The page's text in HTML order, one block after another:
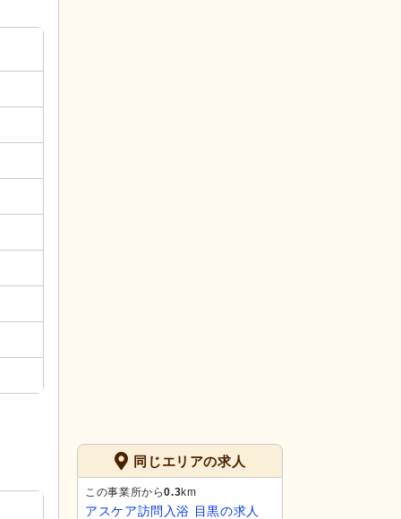
同じエリアの求人
この事業所から0.3km
アスケア訪問入浴 目黒の求人